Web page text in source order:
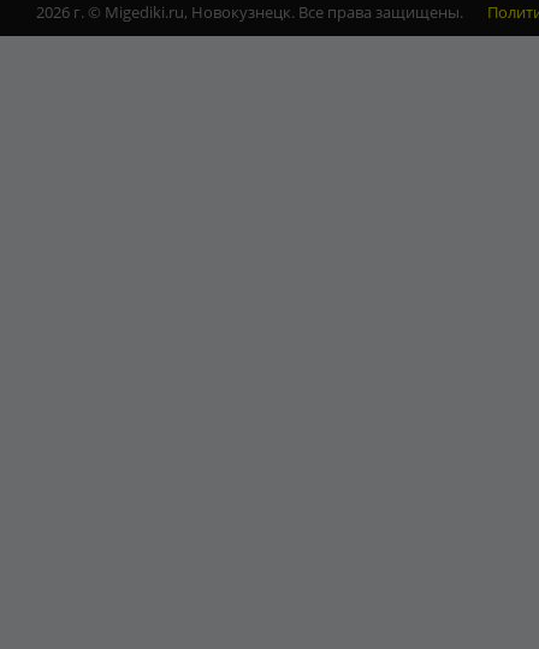
2026 г. © Migediki.ru, Новокузнецк. Все права защищены.